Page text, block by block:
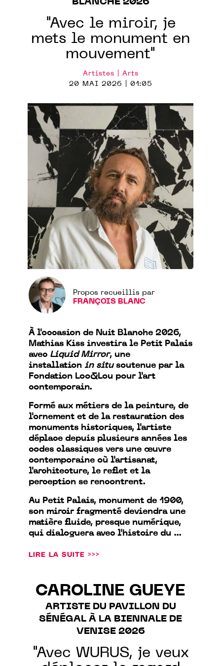
BLANCHE 2026
"Avec le miroir, je
mets le monument en
mouvement"
Artistes | Arts
20 MAI 2026 | 01:05
Propos recueillis par
FRANÇOIS BLANC
À l'occasion de Nuit Blanche 2026,
Mathias Kiss investira le Petit Palais
avec Liquid Mirror, une
installation in situsoutenue par la
Fondation Loo&Lou pour l'art
contemporain.
Formé aux métiers de la peinture, de
l'ornement et de la restauration des
monuments historiques, l'artiste
déplace depuis plusieurs années les
codes classiques vers une œuvre
contemporaine où l'artisanat,
l'architecture, le reflet et la
perception se rencontrent.
Au Petit Palais, monument de 1900,
son miroir fragmenté deviendra une
matière fluide, presque numérique,
qui dialoguera avec l'histoire du ...
LIRE LA SUITE >>>
CAROLINE GUEYE
ARTISTE DU PAVILLON DU
SÉNÉGAL À LA BIENNALE DE
VENISE 2026
"Avec WURUS, je veux